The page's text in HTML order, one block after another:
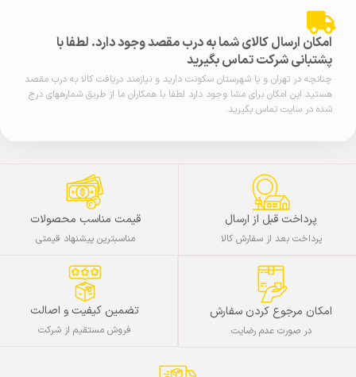
امکان ارسال کالای شما به درب مقصد وجود دارد. لطفا با
پشتبانی شرکت تماس بگیرید
چنانچه در تهران و یا شهرستان سکونت دارید و نیازمند دریافت کالا به درب مقصد
هستید این امکان برای مشا وجود دارد لطفا با همکاران ما از طریق شمارههای درج
شده در سایت تماس بگیرید.
پرداخت قبل از ارسال
پرداخت بعد از سفارش کالا
قیمت مناسب محصولات
مناسبترین پیشنهاد قیمتی
امکان مرجوع کردن سفارش
در صورت عدم رضایت
تضمین کیفیت و اصالت
فروش مستقیم از شرکت